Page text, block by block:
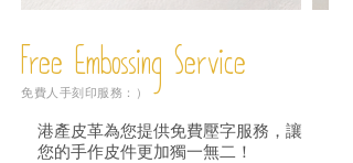
Free Embossing Service
免費人手刻印服務：）
港產皮革為您提供免費壓字服務，讓
您的手作皮件更加獨一無二！